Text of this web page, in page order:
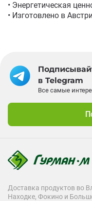
• Энергетическая
• Изготовлено в
в Telegram
Все самые
Доставка продуктов во
Находке, Фокино и